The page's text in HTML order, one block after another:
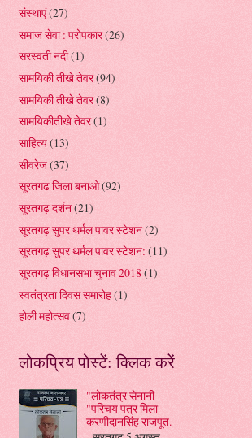
संस्थाएं(27)
समाज सेवा : परोपकार(26)
सरस्वती नदी(1)
सामयिकी तीखे तेवर(94)
सामयिकी तीखे तेवर(8)
सामयिकीतीखे तेवर(1)
साहित्य(13)
सीवरेज(37)
सूरतगढ जिला बनाओ(92)
सूरतगढ़ दर्शन(21)
सूरतगढ़ सुपर थर्मल पावर स्टेशन(2)
सूरतगढ़ सुपर थर्मल पावर स्टेशन: (11)
सूरतगढ़ विधानसभा चुनाव 2018(1)
स्वतंत्रता दिवस समारोह(1)
होली महोत्सव(7)
लोकप्रिय पोस्टें: क्लिक करें
"लोकतंत्र सेनानी
"परिचय पत्र मिला-
करणीदानसिंह राजपूत.